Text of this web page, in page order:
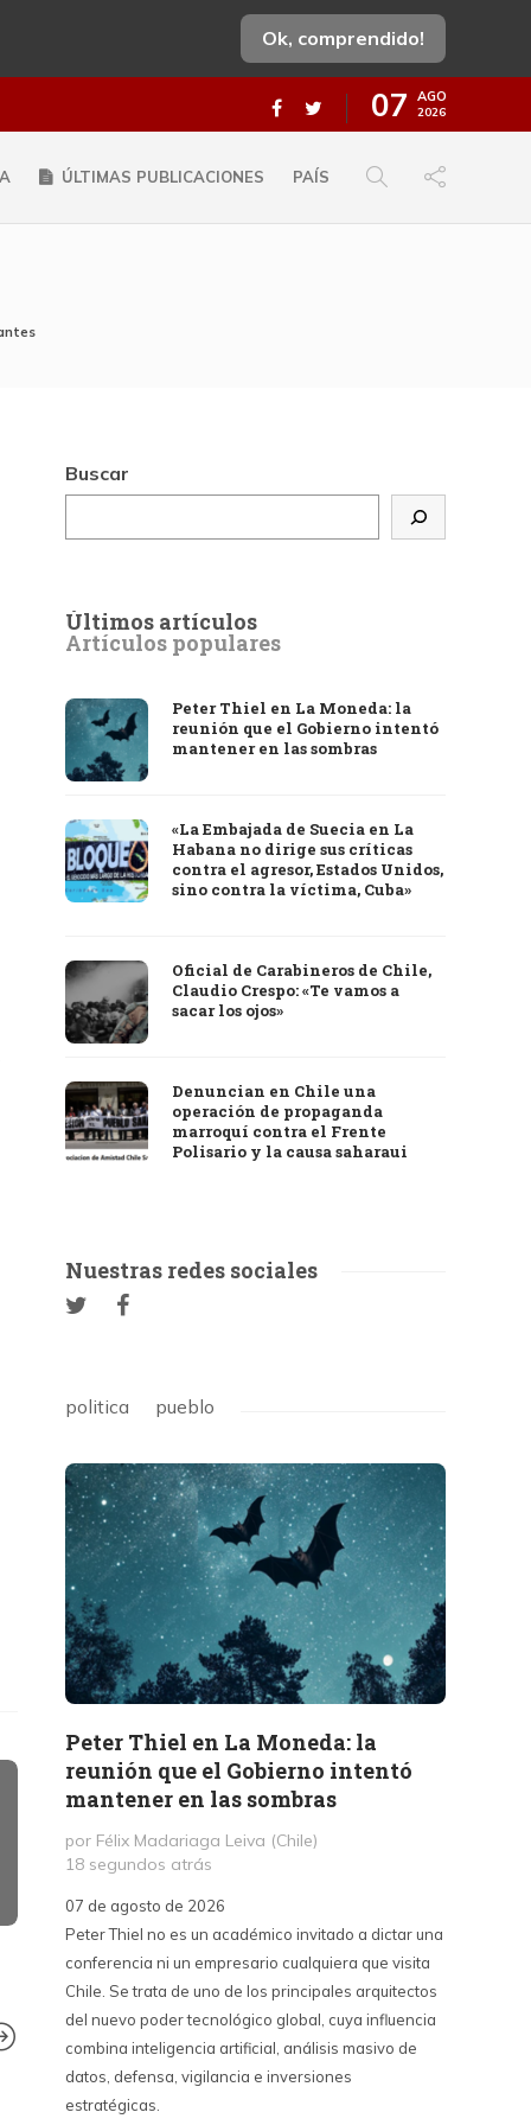
Ok, comprendido!
07 AGO
2026
ÚLTIMAS PUBLICACIONES PAÍS
Buscar
Últimos artículos
Artículos populares
Peter Thiel en La Moneda: la
reunión que el Gobierno intentó
mantener en las sombras
«La Embajada de Suecia en La
Habana no dirige sus críticas
contra el agresor, Estados Unidos,
sino contra la víctima, Cuba»
Oficial de Carabineros de Chile,
Claudio Crespo: «Te vamos a
sacar los ojos»
Denuncian en Chile una
operación de propaganda
marroquí contra el Frente
Polisario y la causa saharaui
Nuestras redes sociales
politica pueblo
Peter Thiel en La Moneda: la
reunión que el Gobierno intentó
mantener en las sombras
por Félix Madariaga Leiva (Chile)
18 segundos atrás
07 de agosto de 2026
Peter Thiel no es un académico invitado a dictar una
conferencia ni un empresario cualquiera que visita
Chile. Se trata de uno de los principales arquitectos
del nuevo poder tecnológico global, cuya influencia
combina inteligencia artificial, análisis masivo de
datos, defensa, vigilancia e inversiones
estratégicas.